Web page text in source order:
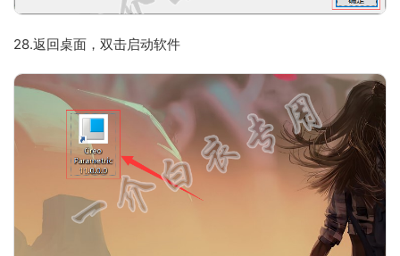
28.返回桌面，双击启动软件